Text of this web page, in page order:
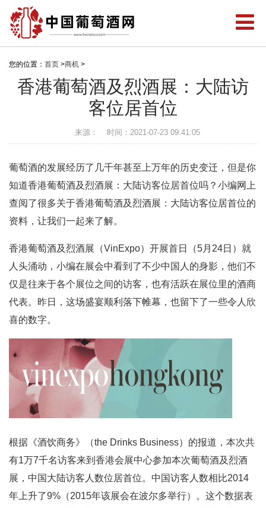
您的位置： 首页 >商机 >
香港葡萄酒及烈酒展：大陆访
客位居首位
来源： 时间：2021-07-23 09:41:05
葡萄酒的发展经历了几千年甚至上万年的历史变迁，但是你
知道香港葡萄酒及烈酒展：大陆访客位居首位吗？小编网上
查阅了很多关于香港葡萄酒及烈酒展：大陆访客位居首位的
资料，让我们一起来了解。
香港葡萄酒及烈酒展（VinExpo）开展首日（5月24日）就
人头涌动，小编在展会中看到了不少中国人的身影，他们不
仅是往来于各个展位之间的访客，也有活跃在展位里的酒商
代表。昨日，这场盛宴顺利落下帷幕，也留下了一些令人欣
喜的数字。
根据《酒饮商务》（the Drinks Business）的报道，本次共
有1万7千名访客来到香港会展中心参加本次葡萄酒及烈酒
展，中国大陆访客人数位居首位。中国访客人数相比2014
年上升了9%（2015年该展会在波尔多举行）。这个数据表